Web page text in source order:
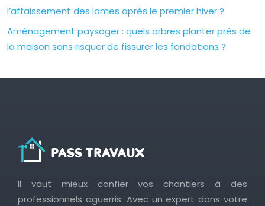
l’affaissement des lames après le premier hiver ?
Aménagement paysager : quels arbres planter près de
la maison sans risquer de fissurer les fondations ?
Il vaut mieux confier vos chantiers à des
professionnels aguerris. Avec un expert dans votre